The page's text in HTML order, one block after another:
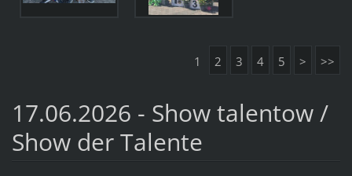
1 2 3 4 5 > >>
17.06.2026 - Show talentow /
Show der Talente